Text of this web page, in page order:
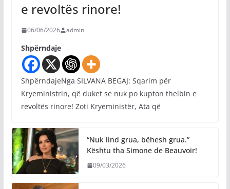
e revoltës rinore!
06/06/2026 admin
Shpërndaje
ShpërndajeNga SILVANA BEGAJ: Sqarim për
Kryeministrin, që duket se nuk po kupton thelbin e
revoltës rinore! Zoti Kryeministër, Ata që
“Nuk lind grua, bëhesh grua.”
Kështu tha Simone de Beauvoir!
09/03/2026